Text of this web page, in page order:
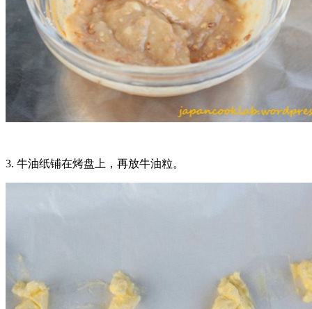
3. 牛油纸铺在烤盘上，再放牛油粒。